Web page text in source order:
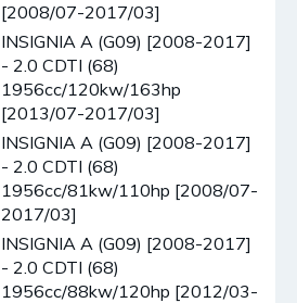
[2008/07-2017/03]
INSIGNIA A (G09) [2008-2017]
- 2.0 CDTI (68)
1956cc/120kw/163hp
[2013/07-2017/03]
INSIGNIA A (G09) [2008-2017]
- 2.0 CDTI (68)
1956cc/81kw/110hp [2008/07-
2017/03]
INSIGNIA A (G09) [2008-2017]
- 2.0 CDTI (68)
1956cc/88kw/120hp [2012/03-